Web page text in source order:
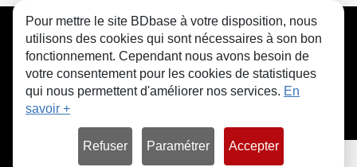
CGU FAQ Contact Cookies
Pour mettre le site BDbase à votre disposition, nous
utilisons des cookies qui sont nécessaires à son bon
fonctionnement. Cependant nous avons besoin de
votre consentement pour les cookies de statistiques
qui nous permettent d'améliorer nos services. En
savoir +
Refuser Paramétrer Accepter